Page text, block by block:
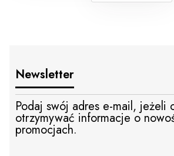
Newsletter
Podaj swój adres e-mail, jeżeli
otrzymywać informacje o
promocjach.